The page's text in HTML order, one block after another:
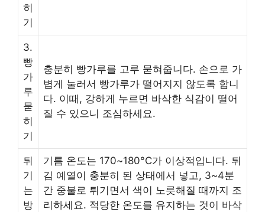
히
기
3.
빵
가
루
묻
히
기
충분히 빵가루를 고루 묻혀줍니다. 손으로 가
볍게 눌러서 빵가루가 떨어지지 않도록 합니
다. 이때, 강하게 누르면 바삭한 식감이 떨어
질 수 있으니 조심하세요.
튀
기
는
방
기름 온도는 170~180°C가 이상적입니다. 튀
김 예열이 충분히 된 상태에서 넣고, 3~4분
간 중불로 튀기면서 색이 노릇해질 때까지 조
리하세요. 적당한 온도를 유지하는 것이 바삭